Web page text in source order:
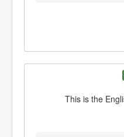
This is the